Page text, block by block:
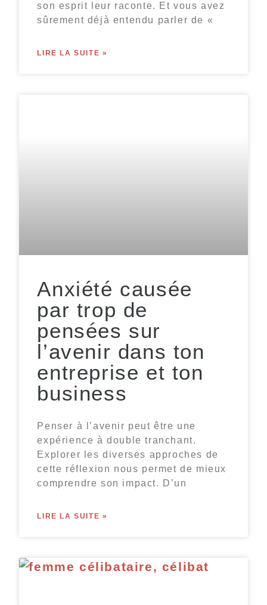
son esprit leur raconte. Et vous avez
sûrement déjà entendu parler de «
LIRE LA SUITE »
Anxiété causée
par trop de
pensées sur
l’avenir dans ton
entreprise et ton
business
Penser à l’avenir peut être une
expérience à double tranchant.
Explorer les diverses approches de
cette réflexion nous permet de mieux
comprendre son impact. D’un
LIRE LA SUITE »